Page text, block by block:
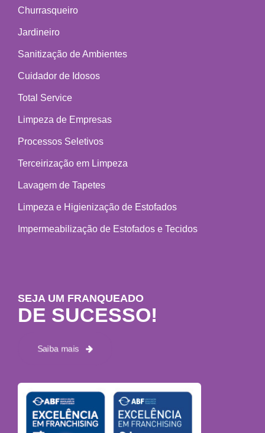
Churrasqueiro
Jardineiro
Sanitização de Ambientes
Cuidador de Idosos
Total Service
Limpeza de Empresas
Processos Seletivos
Terceirização em Limpeza
Lavagem de Tapetes
Limpeza e Higienização de Estofados
Impermeabilização de Estofados e Tecidos
SEJA UM FRANQUEADO
DE SUCESSO!
Saiba mais